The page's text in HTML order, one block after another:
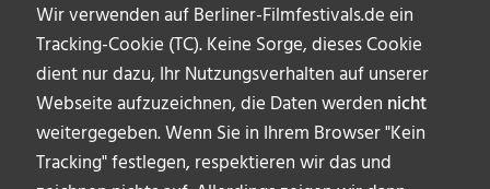
Wir verwenden auf Berliner-Filmfestivals.de ein
Tracking-Cookie (TC). Keine Sorge, dieses Cookie
dient nur dazu, Ihr Nutzungsverhalten auf unserer
Webseite aufzuzeichnen, die Daten werden nicht
weitergegeben. Wenn Sie in Ihrem Browser "Kein
Tracking" festlegen, respektieren wir das und